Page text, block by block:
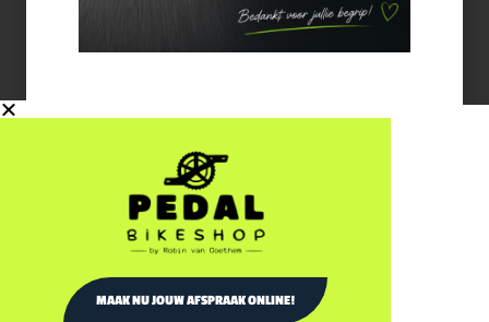
Wij zijn gesloten op 20, 21, 22 en
23 juli en op 7 en 8 augustus.
Een fijne vakantie!
MAAK NU JOUW AFSPRAAK ONLINE!